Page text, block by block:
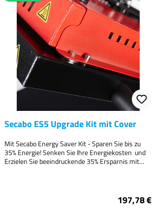
Secabo ES5 Upgrade Kit mit Cover
Mit Secabo Energy Saver Kit - Sparen Sie bis zu
35% Energie! Senken Sie Ihre Energiekosten und
Erzielen Sie beeindruckende 35% Ersparnis mit
den Energieverbrauch Ihrer Maschine und spart
197,78 €